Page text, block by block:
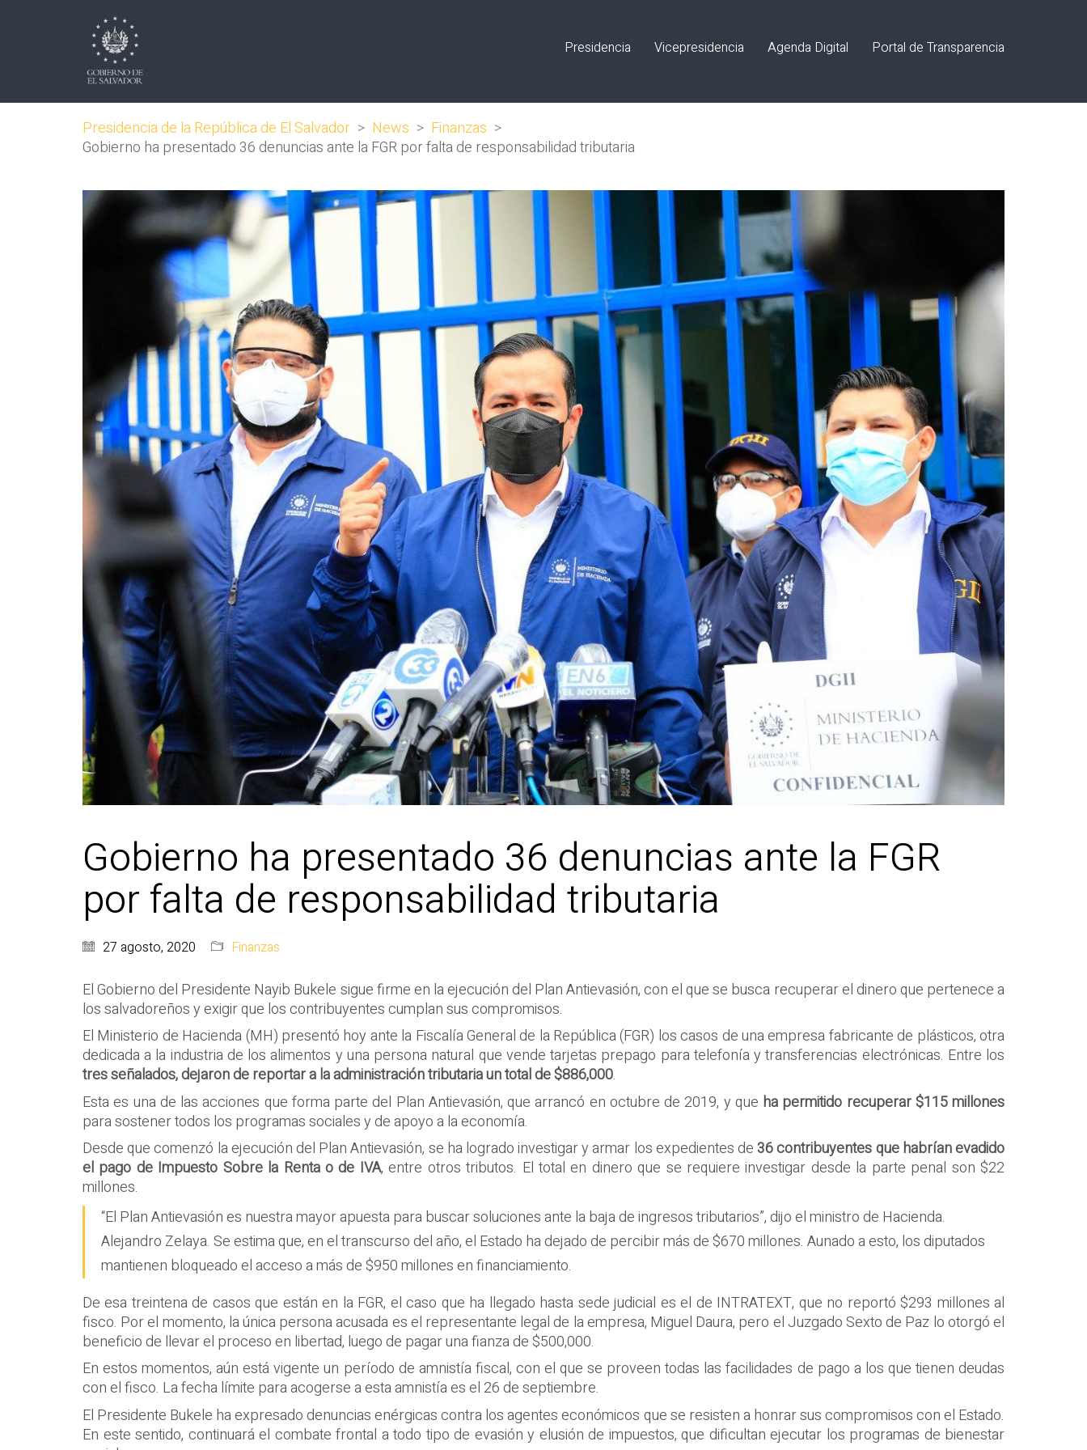
Presidencia Vicepresidencia Agenda Digital Portal de Transparencia
Presidencia de la República de El Salvador > News > Finanzas >
Gobierno ha presentado 36 denuncias ante la FGR por falta de responsabilidad tributaria
Gobierno ha presentado 36 denuncias ante la FGR
por falta de responsabilidad tributaria
27 agosto, 2020 Finanzas
El Gobierno del Presidente Nayib Bukele sigue firme en la ejecución del Plan Antievasión, con el que se busca recuperar el dinero que pertenece a
los salvadoreños y exigir que los contribuyentes cumplan sus compromisos.
El Ministerio de Hacienda (MH) presentó hoy ante la Fiscalía General de la República (FGR) los casos de una empresa fabricante de plásticos, otra
dedicada a la industria de los alimentos y una persona natural que vende tarjetas prepago para telefonía y transferencias electrónicas. Entre los
tres señalados, dejaron de reportar a la administración tributaria un total de $886,000.
Esta es una de las acciones que forma parte del Plan Antievasión, que arrancó en octubre de 2019, y que ha permitido recuperar $115 millones
para sostener todos los programas sociales y de apoyo a la economía.
Desde que comenzó la ejecución del Plan Antievasión, se ha logrado investigar y armar los expedientes de36 contribuyentes que habrían evadido
el pago de Impuesto Sobre la Renta o de IVA, entre otros tributos. El total en dinero que se requiere investigar desde la parte penal son $22
millones.
“El Plan Antievasión es nuestra mayor apuesta para buscar soluciones ante la baja de ingresos tributarios”, dijo el ministro de Hacienda.
Alejandro Zelaya. Se estima que, en el transcurso del año, el Estado ha dejado de percibir más de $670 millones. Aunado a esto, los diputados
mantienen bloqueado el acceso a más de $950 millones en financiamiento.
De esa treintena de casos que están en la FGR, el caso que ha llegado hasta sede judicial es el de INTRATEXT, que no reportó $293 millones al
fisco. Por el momento, la única persona acusada es el representante legal de la empresa, Miguel Daura, pero el Juzgado Sexto de Paz lo otorgó el
beneficio de llevar el proceso en libertad, luego de pagar una fianza de $500,000.
En estos momentos, aún está vigente un período de amnistía fiscal, con el que se proveen todas las facilidades de pago a los que tienen deudas
con el fisco. La fecha límite para acogerse a esta amnistía es el 26 de septiembre.
El Presidente Bukele ha expresado denuncias enérgicas contra los agentes económicos que se resisten a honrar sus compromisos con el Estado.
En este sentido, continuará el combate frontal a todo tipo de evasión y elusión de impuestos, que dificultan ejecutar los programas de bienestar